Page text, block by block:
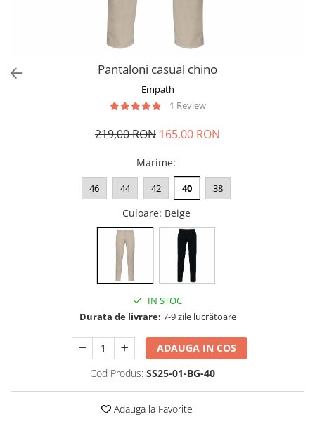
Pantaloni casual chino
Empath
1 Review
219,00 RON 165,00 RON
Marime:
46 44 42 40 38
Culoare: Beige
IN STOC
Durata de livrare: 7-9 zile lucrătoare
ADAUGA IN COS
Cod Produs: SS25-01-BG-40
Adauga la Favorite